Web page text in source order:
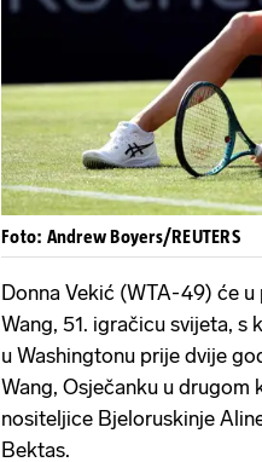
Foto: Andrew Boyers/REUTERS
Donna Vekić (WTA-49) će
Wang, 51. igračicu svijeta, s
u Washingtonu prije dvije
Wang, Osječanku u
nositeljice Bjeloruskinje
Bektas.